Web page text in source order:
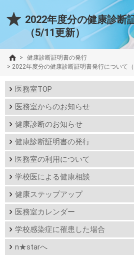
2022年度分の健康診断
（5/11更新）
>
健康診断証明書の発行
> 2022年度分の健康診断証明書発行について（
医務室TOP
医務室からのお知らせ
健康診断のお知らせ
健康診断証明書の発行
医務室の利用について
学校医による健康相談
健康ステップアップ
医務室カレンダー
学校感染症に罹患した場合
n★starへ